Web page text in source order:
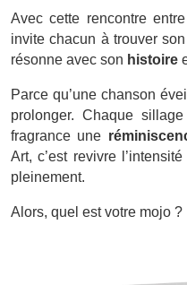
Avec cette rencontre
invite chacun à trouver
résonne avec son histoire
Parce qu’une chanson
prolonger. Chaque
fragrance une
Art, c’est revivre
pleinement.
Alors, quel est votre mojo ?